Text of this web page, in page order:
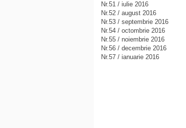
Nr.51 / iulie 2016
Nr.52 / august 2016
Nr.53 / septembrie 2016
Nr.54 / octombrie 2016
Nr.55 / noiembrie 2016
Nr.56 / decembrie 2016
Nr.57 / ianuarie 2016